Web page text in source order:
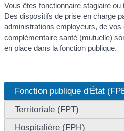
Vous êtes fonctionnaire stagiaire
Des dispositifs de prise en charge
administrations employeurs, de vos
complémentaire santé (mutuelle)
en place dans la fonction publique.
Fonction publique d'État
Territoriale (FPT)
Hospitalière (FPH)